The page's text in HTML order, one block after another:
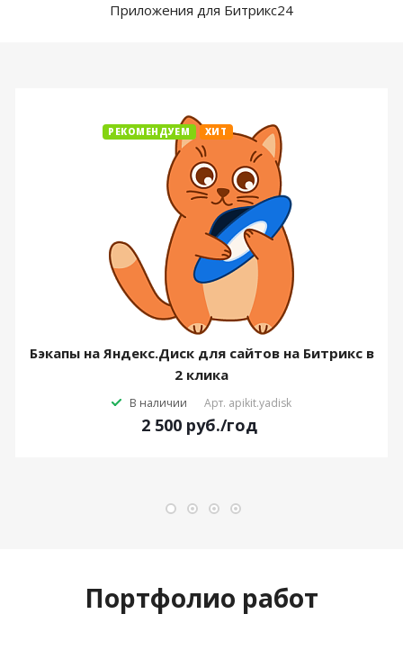
Приложения для Битрикс24
РЕКОМЕНДУЕМ ХИТ
Бэкапы на Яндекс.Диск для сайтов на Битрикс в
2 клика
В наличии Арт. apikit.yadisk
2 500 руб./год
Портфолио работ